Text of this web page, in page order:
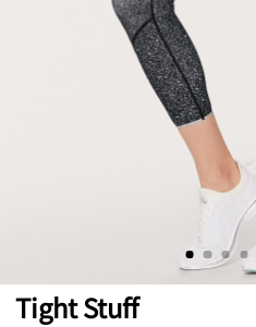
Tight Stuff